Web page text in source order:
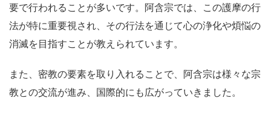
要で行われることが多いです。阿含宗では、この護摩の行
法が特に重要視され、その行法を通じて心の浄化や煩悩の
消滅を目指すことが教えられています。
また、密教の要素を取り入れることで、阿含宗は様々な宗
教との交流が進み、国際的にも広がっていきました。